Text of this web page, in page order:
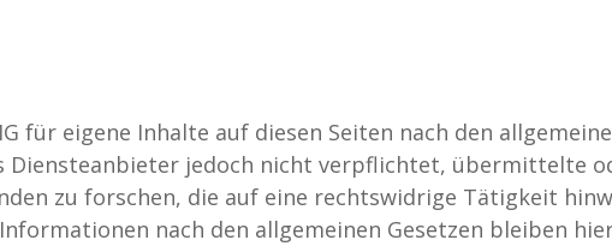
für eigene Inhalte auf diesen Seiten nach den
Diensteanbieter jedoch nicht verpflichtet, übermittelte
zu forschen, die auf eine rechtswidrige Tätigkeit
nach den allgemeinen Gesetzen bleiben